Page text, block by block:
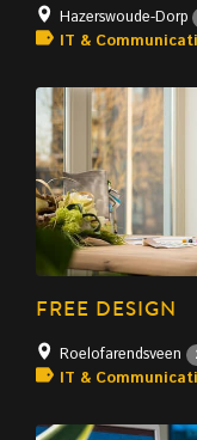
Hazerswoude-Dorp
IT &
FREE DESIGN
Roelofarendsveen
IT &